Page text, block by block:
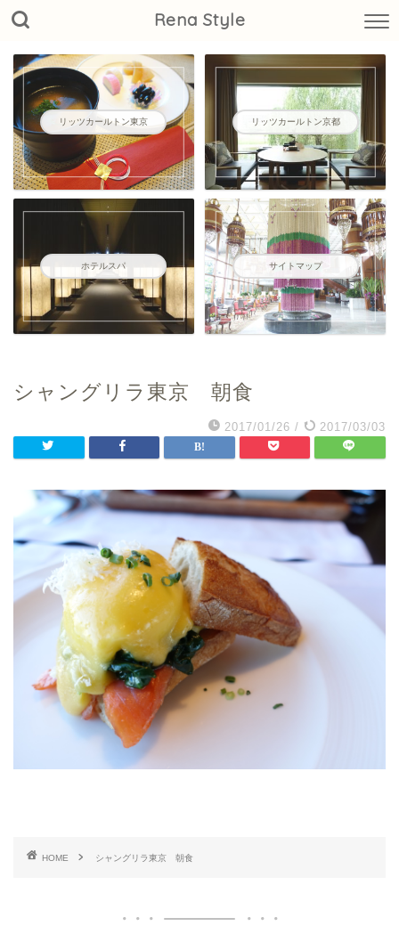
Rena Style
リッツカールトン東京 リッツカールトン京都
ホテルスパ サイトマップ
シャングリラ東京 朝食
2017/01/26 / 2017/03/03
HOME シャングリラ東京 朝食